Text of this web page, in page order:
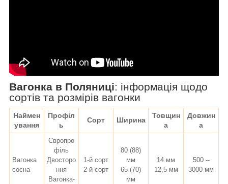
Вагонка в Поляниці: інформація щодо
сортів та розмірів вагонки
Наймен
ування
Профіл
ь
Сорт Ширина
Товщин
а
Довжин
а
Вагонка
сосна
Європро
філь
Двосторо
ння
Вагонка-
1-й сорт
2-й сорт
80 (88)
мм
65 (70)
мм
14 мм
12,5 мм
500 --
3000 мм